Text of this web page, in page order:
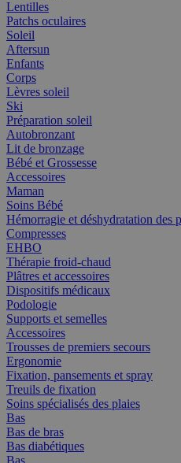
Lentilles
Patchs oculaires
Soleil
Aftersun
Enfants
Corps
Lèvres soleil
Ski
Préparation soleil
Autobronzant
Lit de bronzage
Bébé et Grossesse
Accessoires
Maman
Soins Bébé
Hémorragie et déshydratation des
Compresses
EHBO
Thérapie froid-chaud
Plâtres et accessoires
Dispositifs médicaux
Podologie
Supports et semelles
Accessoires
Trousses de premiers secours
Ergonomie
Fixation, pansements et spray
Treuils de fixation
Soins spécialisés des plaies
Bas
Bas de bras
Bas diabétiques